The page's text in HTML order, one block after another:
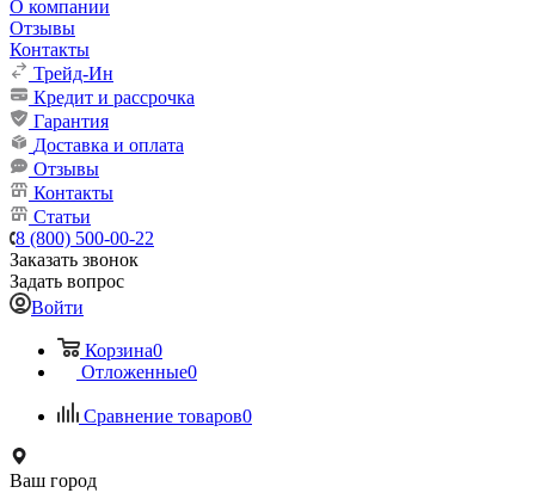
О компании
Отзывы
Контакты
Трейд-Ин
Кредит и рассрочка
Гарантия
Доставка и оплата
Отзывы
Контакты
Статьи
8 (800) 500-00-22
Заказать звонок
Задать вопрос
Войти
Корзина0
Отложенные0
Сравнение товаров0
Ваш город